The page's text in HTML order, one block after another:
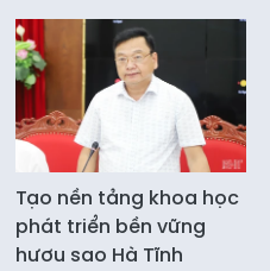
Tạo nền tảng khoa học
phát triển bền vững
hươu sao Hà Tĩnh